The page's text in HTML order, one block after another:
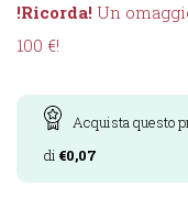
!Ricorda! Un
100 €!
Acquista questo
di €0,07